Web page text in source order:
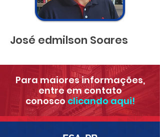
José edmilson Soares
Para maiores informações,
entre em contato
conosco clicando aqui!